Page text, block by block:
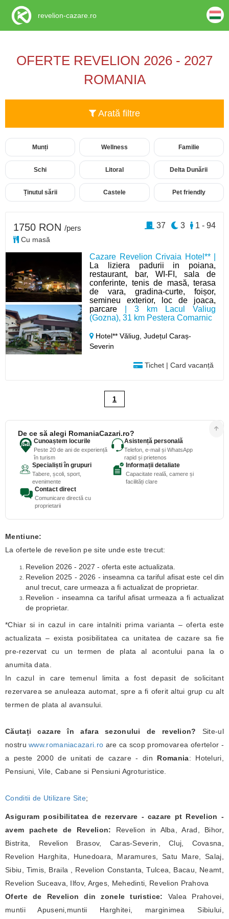
OFERTE REVELION 2026 - 2027
ROMANIA
Arată filtre
Munți Wellness Familie
Schi Litoral Delta Dunării
Ținutul sării Castele Pet friendly
Cazare Revelion Crivaia Hotel** |
La liziera padurii in poiana,
restaurant, bar, WI-FI, sala de
conferinte, tenis de masă, terasa
de vara, gradina-curte, foișor,
semineu exterior, loc de joaca,
parcare | 3 km Lacul Valiug
(Gozna), 31 km Pestera Comarnic
Hotel** Văliug,Județul Caraș-
Severin
Tichet | Card vacanță
1750 RON /pers
Cu masă
1 - 94
3
37
1
De ce să alegi RomaniaCazari.ro?
Cunoaștem locurile
Peste 20 de ani de experiență
în turism
Asistență personală
Telefon, e-mail și WhatsApp
rapid și prietenos
Specialiști în grupuri
Tabere, școli, sport,
evenimente
Informații detaliate
Capacitate reală, camere și
facilități clare
Contact direct
Comunicare directă cu
proprietarii
Mentiune:
La ofertele de revelion pe site unde este trecut:
Revelion 2026 - 2027 - oferta este actualizata.
Revelion 2025 - 2026 - inseamna ca tariful afisat este cel din
anul trecut, care urmeaza a fi actualizat de proprietar.
Revelion - inseamna ca tariful afisat urmeaza a fi actualizat
de proprietar.
*Chiar si in cazul in care intalniti prima varianta – oferta este
actualizata – exista posibilitatea ca unitatea de cazare sa fie
pre-rezervat cu un termen de plata al acontului pana la o
anumita data.
In cazul in care temenul limita a fost depasit de solicitant
rezervarea se anuleaza automat, spre a fi oferit altui grup cu alt
termen de plata al avansului.
Căutați cazare în afara sezonului de revelion? Site-ul
nostruwww.romaniacazari.ro are ca scop promovarea ofertelor -
a peste 2000 de unitati de cazare - din Romania: Hoteluri,
Pensiuni, Vile, Cabane si Pensiuni Agroturistice.
Conditii de Utilizare Site;
Asiguram posibilitatea de rezervare - cazare pt Revelion -
avem pachete de Revelion: Revelion in Alba, Arad, Bihor,
Bistrita, Revelion Brasov, Caras-Severin, Cluj, Covasna,
Revelion Harghita, Hunedoara, Maramures, Satu Mare, Salaj,
Sibiu, Timis, Braila , Revelion Constanta, Tulcea, Bacau, Neamt,
Revelion Suceava, Ilfov, Arges, Mehedinti, Revelion Prahova
Oferte de Revelion din zonele turistice: Valea Prahovei,
muntii Apuseni,muntii Harghitei, marginimea Sibiului,
revelion-cazare.ro